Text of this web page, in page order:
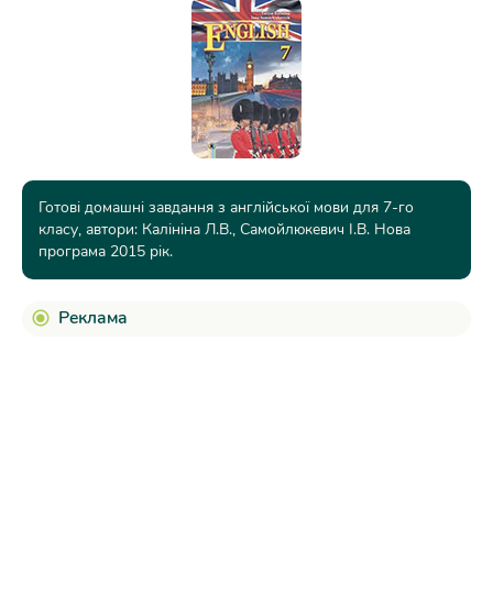
Готові домашні завдання з англійської мови для 7-го
класу, автори: Калініна Л.В., Самойлюкевич І.В. Нова
програма 2015 рік.
Реклама